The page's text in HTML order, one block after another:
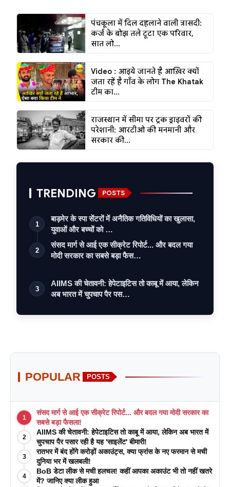
पंचकूला में दिल दहलाने वाली त्रासदी:
कर्ज के बोझ तले टूटा एक परिवार,
सात लो...
Video : आइये जानते है आख़िर क्यों
जता रहें है गाँव के लोग The Khatak
टीम का...
राजस्थान में सीमा पर ट्रक ड्राइवरों की
परेशानी: आरटीओ की मनमानी और
सरकार की...
TRENDING POSTS
1
बाड़मेर के स्पा सेंटरों में अनैतिक गतिविधियों का खुलासा,
युवाओं और बच्चों को …
2
संसद मार्ग से आई एक सीक्रेट रिपोर्ट... और बदल गया
मोदी सरकार का सबसे बड़ा फैस…
3
AIIMS की चेतावनी: हेपेटाइटिस तो काबू में आया, लेकिन
अब भारत में चुपचाप पैर पस…
POPULAR POSTS
1
संसद मार्ग से आई एक सीक्रेट रिपोर्ट... और बदल गया मोदी सरकार का
सबसे बड़ा फैसला!
2
AIIMS की चेतावनी: हेपेटाइटिस तो काबू में आया, लेकिन अब भारत में
चुपचाप पैर पसार रही है यह 'साइलेंट' बीमारी!
3
रातभर में बंद होंगे करोड़ों अकाउंट्स, क्या फ्रांस के नए फरमान से मची
दुनिया भर में खलबली!
4
BoB डेटा लीक से मची हलचल! कहीं आपका अकाउंट भी तो नहीं खतरे
में? जानिए क्या लीक हुआ